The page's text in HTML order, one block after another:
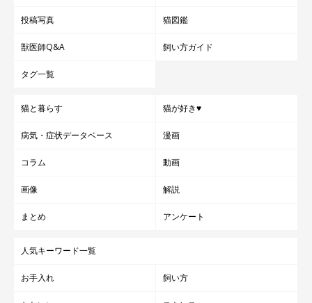
投稿写真 猫図鑑
獣医師Q&A 飼い方ガイド
タグ一覧
猫と暮らす 猫が好き♥
病気・症状データベース 漫画
コラム 動画
画像 解説
まとめ アンケート
人気キーワード一覧
お手入れ 飼い方